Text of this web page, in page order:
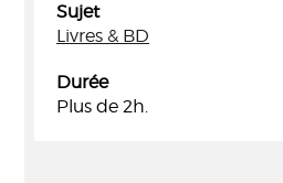
Sujet
Livres & BD
Durée
Plus de 2h.